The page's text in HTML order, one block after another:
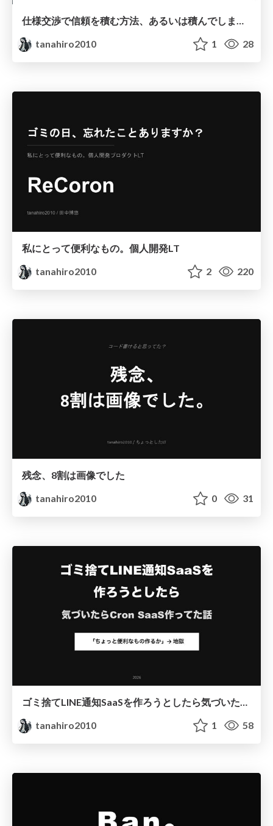
仕様交渉で信頼を積む方法、あるいは積んでしまった話
tanahiro2010
1 28
私にとって便利なもの。個人開発LT
tanahiro2010
2 220
残念、8割は画像でした
tanahiro2010
0 31
ゴミ捨てLINE通知SaaSを作ろうとしたら気づいたらCron SaaS作ってた話
tanahiro2010
1 58